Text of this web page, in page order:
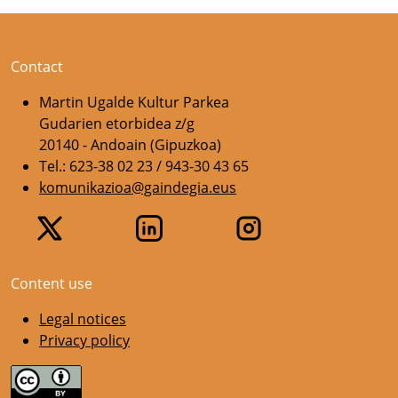
Contact
Martin Ugalde Kultur Parkea
Gudarien etorbidea z/g
20140 - Andoain (Gipuzkoa)
Tel.: 623-38 02 23 / 943-30 43 65
komunikazioa@gaindegia.eus
Content use
Legal notices
Privacy policy